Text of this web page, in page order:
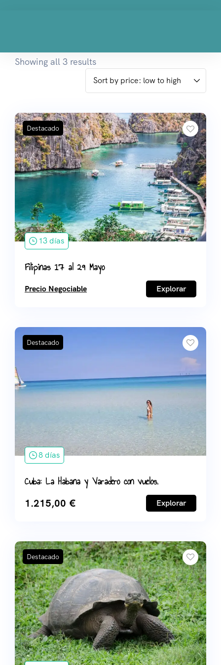
Showing all 3 results
Destacado
13 días
Filipinas 17 al 29 Mayo
Precio Negociable Explorar
Destacado
8 días
Cuba: La Habana y Varadero con vuelos.
1.215,00 € Explorar
Destacado